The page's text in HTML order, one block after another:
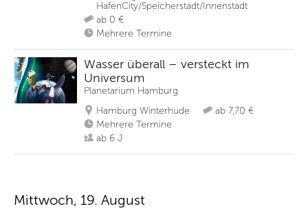
HafenCity/Speicherstadt/Innenstadt
ab 0 €
Mehrere Termine
Wasser überall – versteckt im
Universum
Planetarium Hamburg
Hamburg Winterhude
ab 7,70 €
Mehrere Termine
ab 6 J
Mittwoch, 19. August